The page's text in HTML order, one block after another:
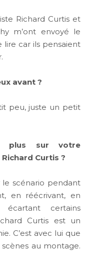
Richard Curtis et
m’ont envoyé le
lire car ils pensaient
avant ?
peu, juste un petit
plus sur votre
Curtis ?
scénario pendant
en réécrivant, en
certains
Curtis est un
C’est avec lui que
au montage.